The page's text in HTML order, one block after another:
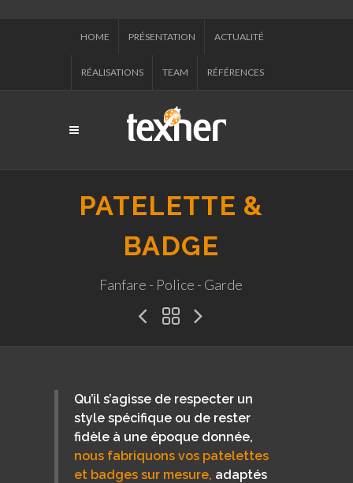
HOME PRÉSENTATION ACTUALITÉ
RÉALISATIONS TEAM RÉFÉRENCES
PATELETTE &
BADGE
Fanfare - Police - Garde
Qu’il s’agisse de respecter un
style spécifique ou de rester
fidèle à une époque donnée,
nous fabriquons vos patelettes
et badges sur mesure, adaptés